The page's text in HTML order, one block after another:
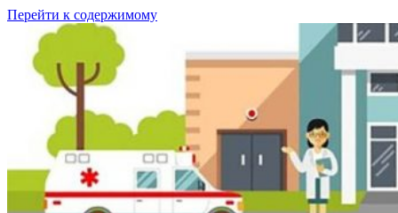
Перейти к содержимому